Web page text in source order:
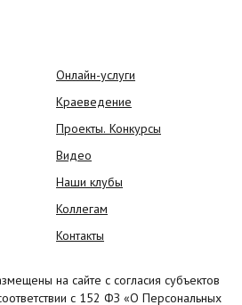
Онлайн-услуги
Краеведение
Проекты. Конкурсы
Видео
Наши клубы
Коллегам
Контакты
на сайте с согласия субъектов
с 152 ФЗ «О Персональных